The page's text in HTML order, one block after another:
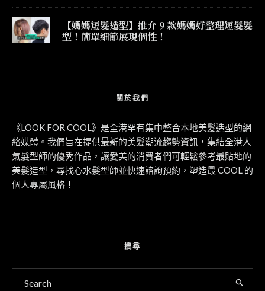
【媽媽短髮造型】推介 9 款媽媽好整理短髮髮
型！簡單細節展現個性！
關於我們
《LOOK FOR COOL》是全港罕有集中整合本地美髮造型的網
絡媒體。我們旨在提供最新的美髮潮流趨勢資訊，集結全港人
氣髮型師的優秀作品，讓愛美的消費者們可輕鬆參考最貼地的
美髮造型，尋找心水髮型師並快速諮詢預約，塑造最 COOL 的
個人專屬風格！
搜尋